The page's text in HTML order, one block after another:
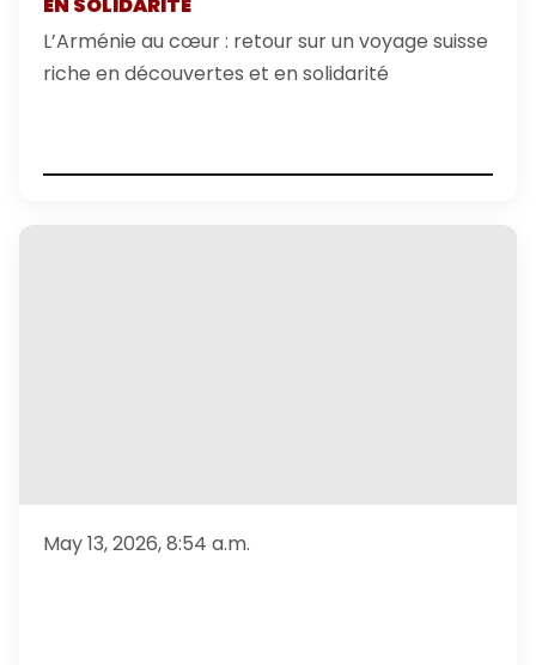
EN SOLIDARITÉ
L’Arménie au cœur : retour sur un voyage suisse
riche en découvertes et en solidarité
May 13, 2026, 8:54 a.m.